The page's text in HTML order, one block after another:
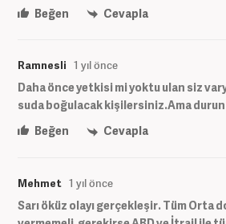
Beğen Cevapla
Ramnesli 1 yıl önce
Daha önce yetkisi mi yoktu ulan siz
suda boğulacak kişilersiniz.Ama durun
Beğen
Cevapla
Mehmet 1 yıl önce
Sarı öküz olayı gerçekleşir. Tüm Orta